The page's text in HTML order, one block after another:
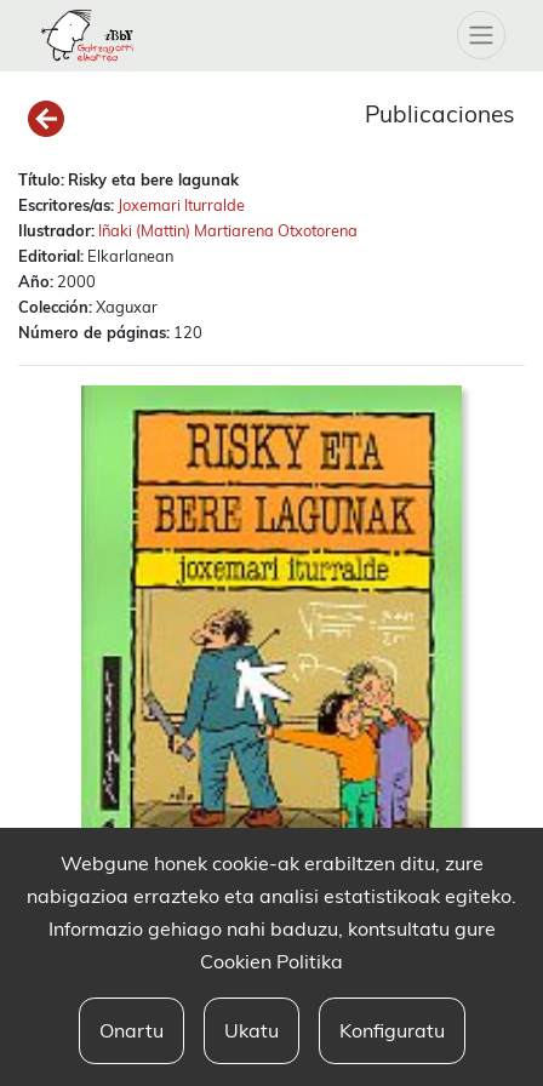
Publicaciones
Título: Risky eta bere lagunak
Escritores/as: Joxemari Iturralde
Ilustrador: Iñaki (Mattin) Martiarena Otxotorena
Editorial: Elkarlanean
Año: 2000
Colección:Xaguxar
Número de páginas: 120
Webgune honek cookie-ak erabiltzen ditu, zure
nabigazioa errazteko eta analisi estatistikoak egiteko.
Informazio gehiago nahi baduzu, kontsultatu gure
Cookien Politika
Onartu Ukatu Konfiguratu